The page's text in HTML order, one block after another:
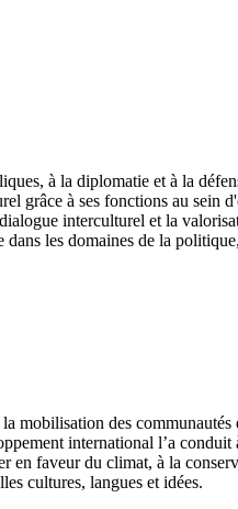
à la diplomatie et à la
grâce à ses fonctions au sein
interculturel et la
les domaines de la
mobilisation des communautés
international l’a conduit
en faveur du climat, à la
cultures, langues et idées.